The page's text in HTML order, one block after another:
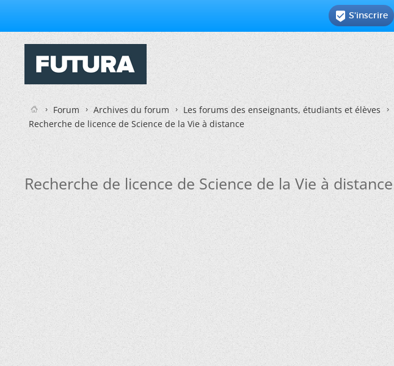
 S'inscrire
Forum Archives du forum Les forums des enseignants, étudiants et élèves
Recherche de licence de Science de la Vie à distance
Recherche de licence de Science de la Vie à distance